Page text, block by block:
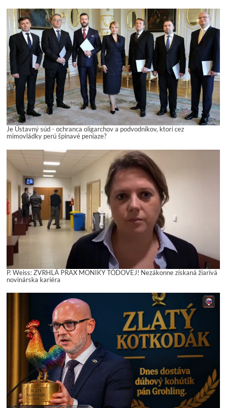
Je Ústavný súd - ochranca oligarchov a podvodníkov, ktorí cez
mimovládky perú špinavé peniaze?
P. Weiss: ZVRHLÁ PRAX MONIKY TÓDOVEJ! Nezákonne získaná žiarivá
novinárska kariéra